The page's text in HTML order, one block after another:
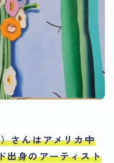
さんはアメリカ中
出身のアーティスト